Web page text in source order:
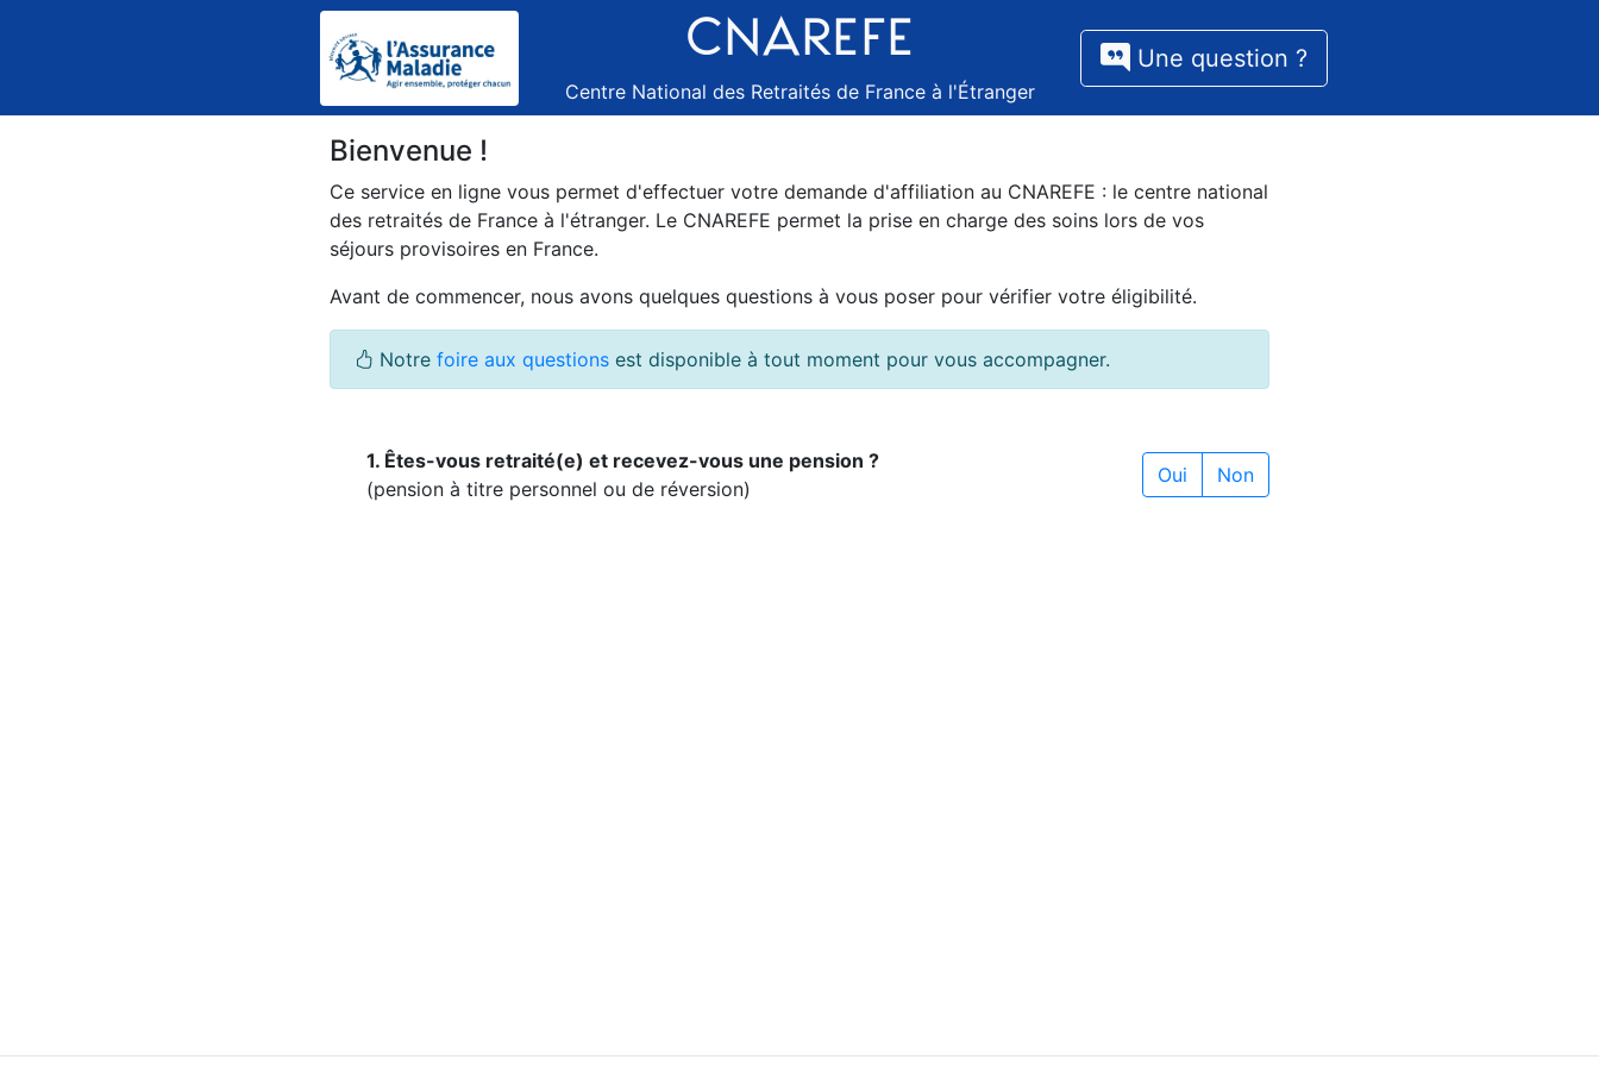
CNAREFE
Centre National des Retraités de France à l'Étranger
Une question ?
Bienvenue !
Ce service en ligne vous permet d'effectuer votre demande d'affiliation au CNAREFE : le centre national
des retraités de France à l'étranger. Le CNAREFE permet la prise en charge des soins lors de vos
séjours provisoires en France.
Avant de commencer, nous avons quelques questions à vous poser pour vérifier votre éligibilité.
Notre foire aux questions est disponible à tout moment pour vous accompagner.
1. Êtes-vous retraité(e) et recevez-vous une pension ?
(pension à titre personnel ou de réversion)
Oui Non